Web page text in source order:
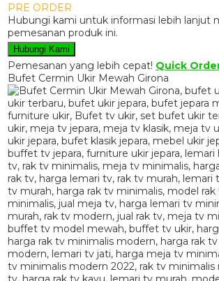
PRE ORDER
Hubungi kami untuk informasi lebih lanjut
pemesanan produk ini.
Hubungi Kami
Pemesanan yang lebih cepat! Quick
Bufet Cermin Ukir Mewah Girona